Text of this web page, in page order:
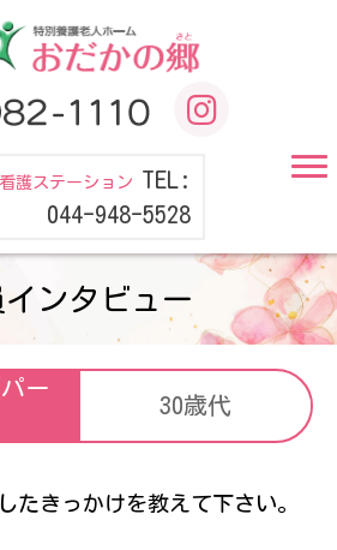
護ステーション TEL:
044-948-5528
ンタビュー
ー
30歳代
たきっかけを教えて下さい。